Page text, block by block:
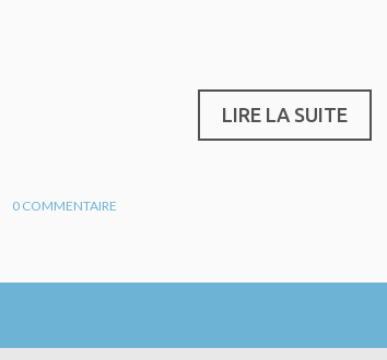
LIRE LA SUITE
0 COMMENTAIRE